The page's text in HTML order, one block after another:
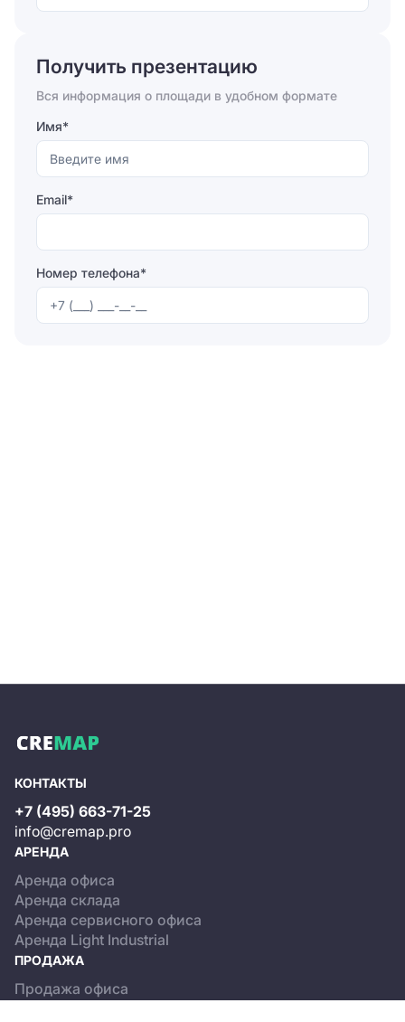
Отправить
Получить презентацию
Вся информация о площади в удобном формате
Имя*
Email*
Номер телефона*
КОНТАКТЫ
+7 (495) 663-71-25
info@cremap.pro
АРЕНДА
Аренда офиса
Аренда склада
Аренда сервисного офиса
Аренда Light Industrial
ПРОДАЖА
Продажа офиса